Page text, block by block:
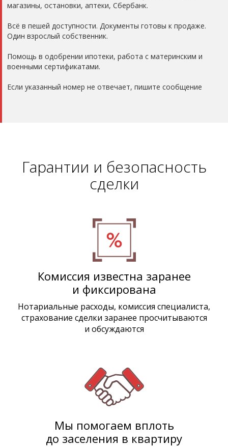
магазины, остановки, аптеки, Сбербанк.
Всё в пешей доступности. Документы готовы к продаже.
Один взрослый собственник.
Помощь в одобрении ипотеки, работа с материнским и
военными сертификатами.
Если указанный номер не отвечает, пишите сообщение
Гарантии и безопасность
сделки
Комиссия известна заранее
и фиксирована
Нотариальные расходы, комиссия специалиста,
страхование сделки заранее просчитываются
и обсуждаются
Мы помогаем вплоть
до заселения в квартиру